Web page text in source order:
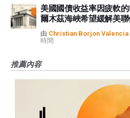
美國國債收益率因疲軟
爾木茲海峽希望緩解美
由 Christian Borjon Valencia
時間
推薦內容